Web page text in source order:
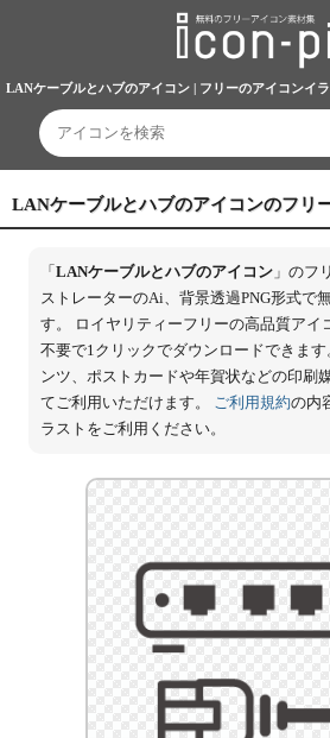
LANケーブルとハブのアイコン | フリーのアイコンイ
LANケーブルとハブのアイコンのフリ
「 LANケーブルとハブのアイコン」のフ
ストレーターのAi、背景透過PNG形式で
す。 ロイヤリティーフリーの高品質アイ
不要で1クリックでダウンロードできま
ンツ、ポストカードや年賀状などの印刷
てご利用いただけます。 ご利用規約の内
ラストをご利用ください。